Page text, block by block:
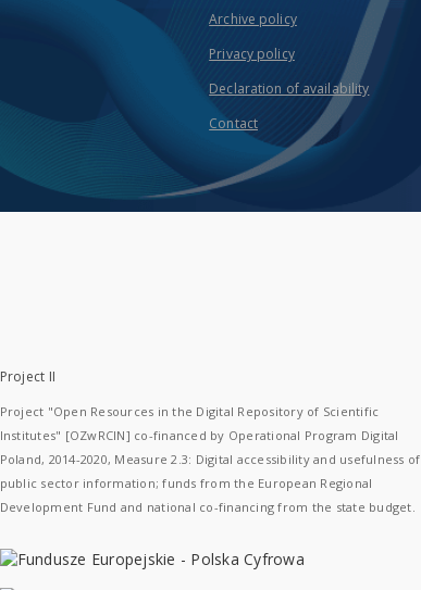
Archive policy
Privacy policy
Declaration of availability
Contact
Project II
Project "Open Resources in the Digital Repository of Scientific
Institutes" [OZwRCIN] co-financed by Operational Program Digital
Poland, 2014-2020, Measure 2.3: Digital accessibility and usefulness of
public sector information; funds from the European Regional
Development Fund and national co-financing from the state budget.